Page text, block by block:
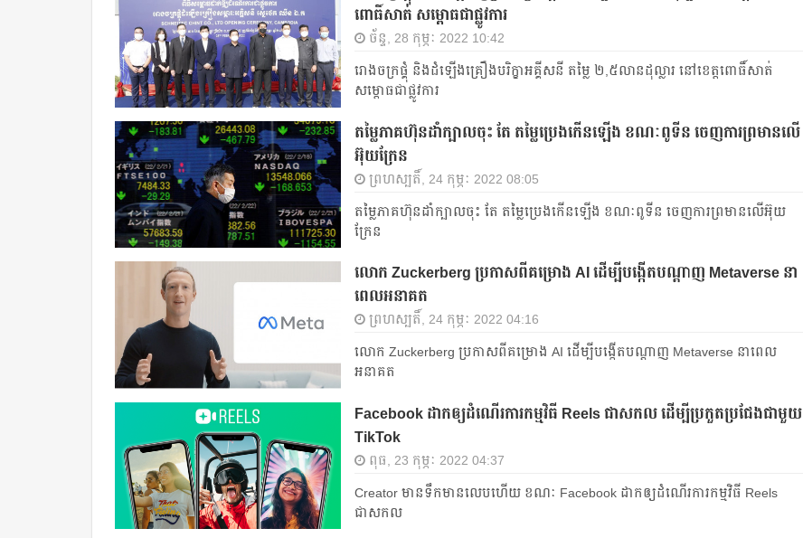
ពោធិ៍សាត់ សម្ពោធជាផ្លូវការ
ច័ន្ទ, 28 កុម្ភៈ 2022 10:42
រោងចក្រផ្គុំ និងដំឡើងគ្រឿងបរិក្ខាអគ្គីសនី តម្លៃ ២,៥លានដុល្លារ នៅខេត្តពោធិ៍សាត់
សម្ពោធជាផ្លូវការ
តម្លៃភាគហ៊ុនដាំក្បាលចុះ តែ តម្លៃប្រេងកើនឡើង ខណៈពូទីន ចេញការព្រមានលើ
អ៊ុយក្រែន
ព្រហស្បតិ៍, 24 កុម្ភៈ 2022 08:05
តម្លៃភាគហ៊ុនដាំក្បាលចុះ តែ តម្លៃប្រេងកើនឡើង ខណៈពូទីន ចេញការព្រមានលើអ៊ុយ
ក្រែន
លោក Zuckerberg ប្រកាសពីគម្រោង AI ដើម្បីបង្កើតបណ្តាញ Metaverse នា
ពេលអនាគត
ព្រហស្បតិ៍, 24 កុម្ភៈ 2022 04:16
លោក Zuckerberg ប្រកាសពីគម្រោង AI ដើម្បីបង្កើតបណ្តាញ Metaverse នាពេល
អនាគត
Facebook ដាកឲ្យដំណើរការកម្មវិធី Reels ជាសកល ដើម្បីប្រកួតប្រជែងជាមួយ
TikTok
ពុធ, 23 កុម្ភៈ 2022 04:37
Creator មាន​ទឹក​មានលេបហើយ ខណៈ Facebook ដាកឲ្យដំណើរការកម្មវិធី Reels
ជាសកល